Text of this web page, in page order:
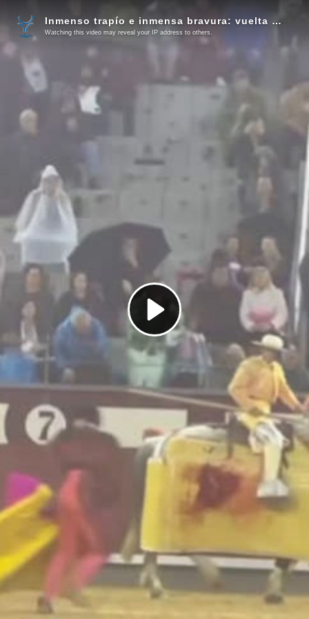
Play
Video
Inmenso trapío e inmensa bravura: vuelta al ruedo al sexto (Vídeo del tercio de varas)
Watching this video may reveal your IP address to others.